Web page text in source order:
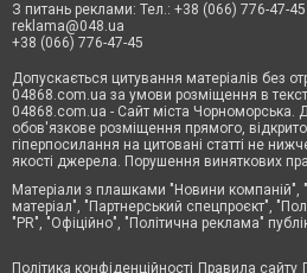
З питань реклами: Тел.: +38 (066) 776-47-45
reklama@048.ua
+38 (066) 776-47-45
Допускається цитування матеріалів без
04868.com.ua за умови розміщення в
04868.com.ua - Сайт міста Чорноморська.
обов'язкове розміщення прямого,
гіперпосилання на цитовані статті не
якості джерела. Порушення виняткових
Матеріали з плашками "Новини компаній",
матеріал", "Партнерський спецпроєкт",
"PR", "Офіційно", "Політична реклама"
Політика конфіденційності Правила сайту